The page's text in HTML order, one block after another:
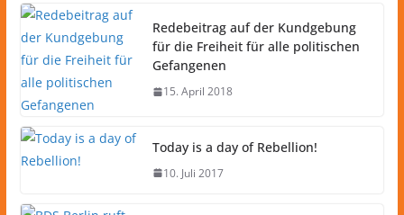
Redebeitrag auf der Kundgebung
für die Freiheit für alle politischen
Gefangenen
15. April 2018
Today is a day of Rebellion!
10. Juli 2017